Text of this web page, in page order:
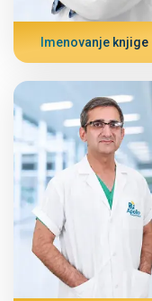
Imenovanje knjige